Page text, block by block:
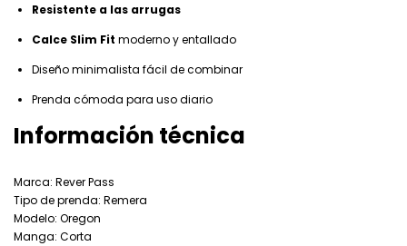
Resistente a las arrugas
Calce Slim Fit moderno y entallado
Diseño minimalista fácil de combinar
Prenda cómoda para uso diario
Información técnica
Marca: Rever Pass
Tipo de prenda: Remera
Modelo: Oregon
Manga: Corta